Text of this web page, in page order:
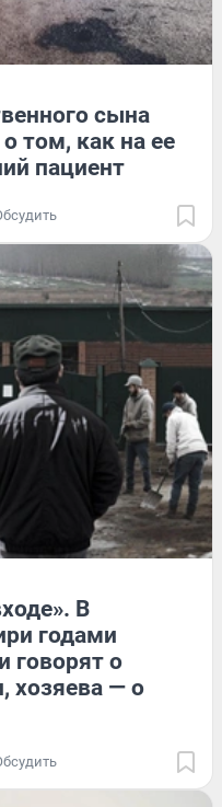
сына
том, как на ее
пациент
В
годами
говорят о
хозяева — о